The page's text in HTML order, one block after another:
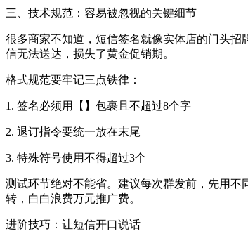
三、技术规范：容易被忽视的关键细节
很多商家不知道，短信签名就像实体店的门头
信无法送达，损失了黄金促销期。
格式规范要牢记三点铁律：
1. 签名必须用【】包裹且不超过8个字
2. 退订指令要统一放在末尾
3. 特殊符号使用不得超过3个
测试环节绝对不能省。建议每次群发前，先用
转，白白浪费万元推广费。
进阶技巧：让短信开口说话